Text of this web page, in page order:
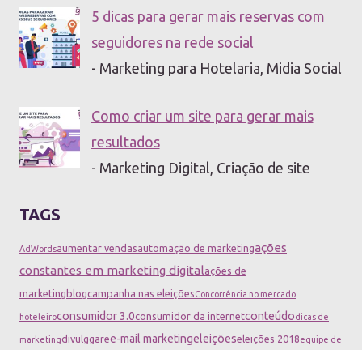
5 dicas para gerar mais reservas com
seguidores na rede social
- Marketing para Hotelaria, Midia Social
Como criar um site para gerar mais
resultados
- Marketing Digital, Criação de site
TAGS
AdWordsaumentar vendasautomação de marketingações
constantes em marketing digitalações de
marketingblogcampanha nas eleiçõesConcorrência no mercado
hoteleiroconsumidor 3.0consumidor da internetconteúdodicas de
marketingdivulggaree-mail marketingeleiçõeseleições 2018equipe de